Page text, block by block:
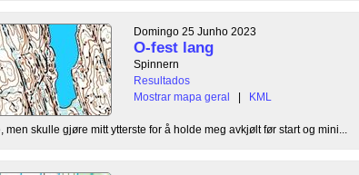
Domingo 25 Junho 2023
O-fest lang
Spinnern
Resultados
Mostrar mapa geral
| KML
skulle gjøre mitt ytterste for å holde meg avkjølt før start og mini...